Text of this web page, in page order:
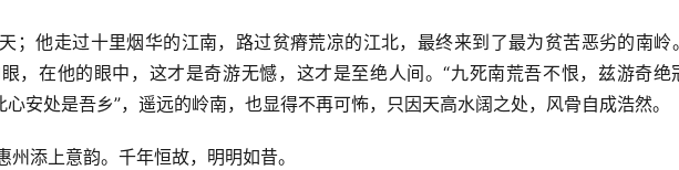
；他走过十里烟华的江南，路过贫瘠荒凉的江北，最终来到了最为贫苦恶劣的南岭
，在他的眼中，这才是奇游无憾，这才是至绝人间。“九死南荒吾不恨，兹游奇绝
心安处是吾乡”，遥远的岭南，也显得不再可怖，只因天高水阔之处，风骨自成浩然。
添上意韵。千年恒故，明明如昔。